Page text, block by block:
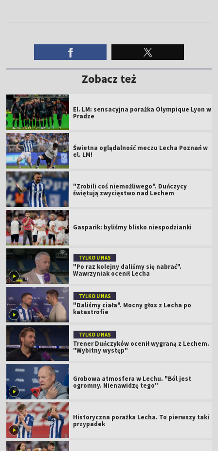
Zobacz też
El. LM: sensacyjna porażka Olympique Lyon w
Pradze
Świetna oglądalność meczu Lecha Poznań w
el. LM!
"Zrobili coś niemożliwego". Duńczycy
świętują zwycięstwo nad Lechem
Gasparik: byliśmy blisko niespodzianki
TYLKO U NAS
"Po raz kolejny daliśmy się nabrać".
Wawrzyniak ocenił Lecha
TYLKO U NAS
"Daliśmy ciała". Mocny głos z Lecha po
katastrofie
TYLKO U NAS
Trener Duńczyków ocenił wygraną z Lechem.
"Wybitny występ"
Grobowa atmosfera w Lechu. "Ból jest
ogromny. Nienawidzę tego"
Historyczna porażka Lecha. To pierwszy taki
przypadek